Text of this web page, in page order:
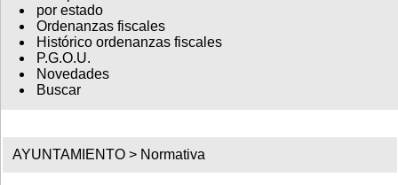
por estado
Ordenanzas fiscales
Histórico ordenanzas fiscales
P.G.O.U.
Novedades
Buscar
AYUNTAMIENTO > Normativa